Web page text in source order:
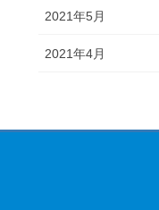
2021年5月
2021年4月